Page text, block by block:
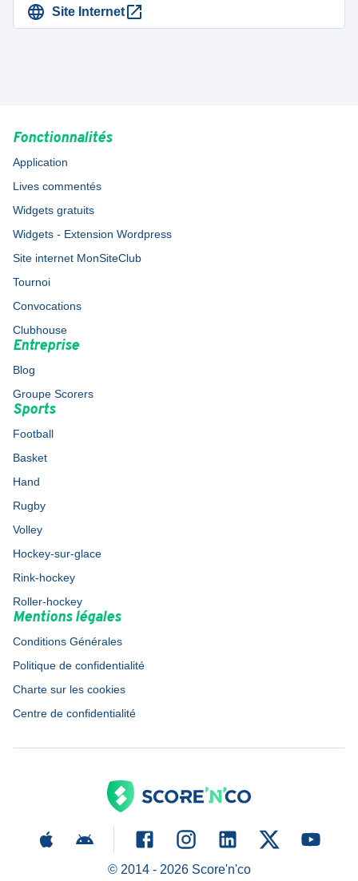
Site Internet
Fonctionnalités
Application
Lives commentés
Widgets gratuits
Widgets - Extension Wordpress
Site internet MonSiteClub
Tournoi
Convocations
Clubhouse
Entreprise
Blog
Groupe Scorers
Sports
Football
Basket
Hand
Rugby
Volley
Hockey-sur-glace
Rink-hockey
Roller-hockey
Mentions légales
Conditions Générales
Politique de confidentialité
Charte sur les cookies
Centre de confidentialité
© 2014 - 2026Score'n'co